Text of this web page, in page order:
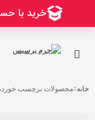
خانه محصولات برچسب خورده